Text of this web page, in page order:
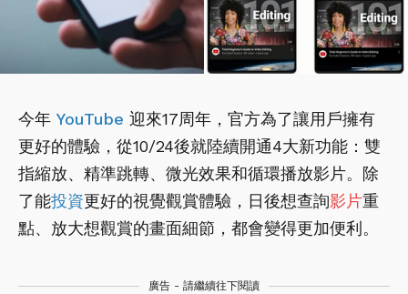
今年 YouTube 迎來17周年，官方為了讓用戶擁有
更好的體驗，從10/24後就陸續開通4大新功能：雙
指縮放、精準跳轉、微光效果和循環播放影片。除
了能投資更好的視覺觀賞體驗，日後想查詢影片重
點、放大想觀賞的畫面細節，都會變得更加便利。
廣告 - 請繼續往下閱讀